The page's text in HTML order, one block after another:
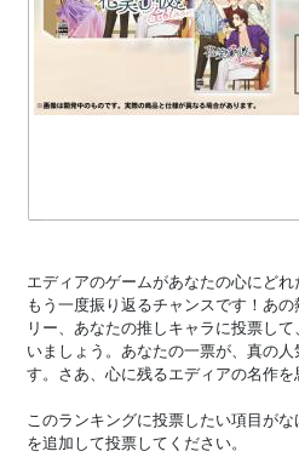
エディアのゲームがあなたの心にどれ
もう一度振り返るチャンスです！あ
リー、あなたの推しキャラに投票し
いましょう。あなたの一票が、真の
す。さあ、心に残るエディアの名作を
このランキングに投票したい項目が
を追加して投票してください。